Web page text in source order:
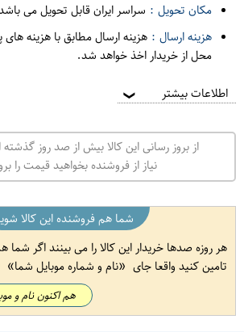
مکان تحویل : سراسر ایران قابل تحویل می
هزینه ارسال : هزینه ارسال مطابق با هزینه
محل از خریدار اخذ خواهد شد.
اطلاعات بیشتر ❯
از بروز رسانی این کالا بیش از صد روز
نیاز از فروشنده بخواهید قیمت را
شما هم فروشنده این کالا
هر روزه صدها خریدار این کالا را می بینند اگر شما
تامین کنید واقعا جای
نام و شماره موبایل شما
هم اکنون نام و